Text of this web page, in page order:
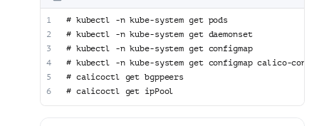
# kubectl -n kube-system get pods
# kubectl -n kube-system get daemonset
# kubectl -n kube-system get configmap
# kubectl -n kube-system get configmap calico-
# calicoctl get bgppeers
# calicoctl get ipPool